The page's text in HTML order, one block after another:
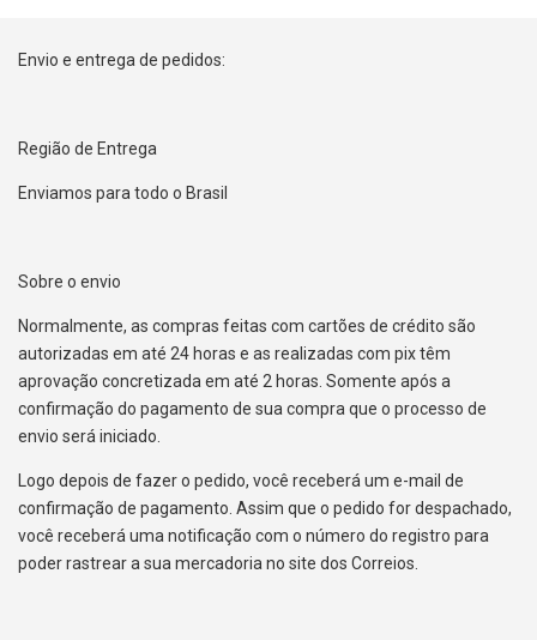
Envio e entrega de pedidos:
Região de Entrega
Enviamos para todo o Brasil
Sobre o envio
Normalmente, as compras feitas com cartões de crédito são
autorizadas em até 24 horas e as realizadas com pix têm
aprovação concretizada em até 2 horas. Somente após a
confirmação do pagamento de sua compra que o processo de
envio será iniciado.
Logo depois de fazer o pedido, você receberá um e-mail de
confirmação de pagamento. Assim que o pedido for despachado,
você receberá uma notificação com o número do registro para
poder rastrear a sua mercadoria no site dos Correios.